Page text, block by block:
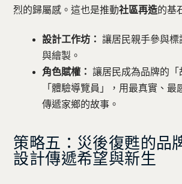
烈的歸屬感。這也是推動社區再造的基
設計工作坊： 讓居民親手參與標
與繪製。
角色賦權： 讓居民成為品牌的
「體驗導覽員」，用最真實、最
傳遞家鄉的故事。
策略五：災後復甦的品
設計傳遞希望與新生